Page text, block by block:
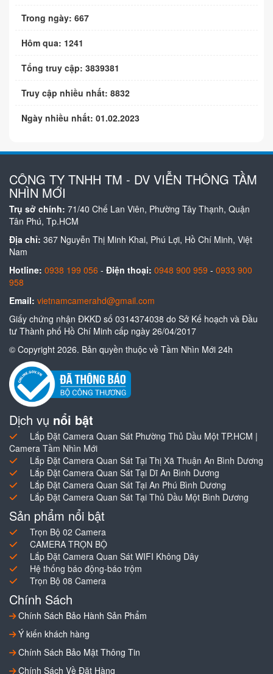
Trong ngày: 667
Hôm qua: 1241
Tổng truy cập: 3839381
Truy cập nhiều nhất: 8832
Ngày nhiều nhất: 01.02.2023
CÔNG TY TNHH TM - DV VIỄN THÔNG TẦM
NHÌN MỚI
Trụ sở chính: 71/40 Chế Lan Viên, Phường Tây Thạnh, Quận
Tân Phú, Tp.HCM
Địa chỉ: 367 Nguyễn Thị Minh Khai, Phú Lợi, Hồ Chí Minh, Việt
Nam
Hotline: 0938 199 056 - Điện thoại: 0948 900 959 - 0933 900
958
Email: vietnamcamerahd@gmail.com
Giấy chứng nhận ĐKKD số 0314374038 do Sở Kế hoạch và Đầu
tư Thành phố Hồ Chí Minh cấp ngày 26/04/2017
© Copyright 2026. Bản quyền thuộc về Tầm Nhìn Mới 24h
Dịch vụ nổi bật
Lắp Đặt Camera Quan Sát Phường Thủ Dầu Một TP.HCM |
Camera Tầm Nhìn Mới
Lắp Đặt Camera Quan Sát Tại Thị Xã Thuận An Bình Dương
Lắp Đặt Camera Quan Sát Tại Dĩ An Bình Dương
Lắp Đặt Camera Quan Sát Tại An Phú Bình Dương
Lắp Đặt Camera Quan Sát Tại Thủ Dầu Một Bình Dương
Sản phẩm nổi bật
Trọn Bộ 02 Camera
CAMERA TRỌN BỘ
Lắp Đặt Camera Quan Sát WIFI Không Dây
Hệ thống báo động-báo trộm
Trọn Bộ 08 Camera
Chính Sách
Chính Sách Bảo Hành Sản Phẩm
Ý kiến khách hàng
Chính Sách Bảo Mật Thông Tin
Chính Sách Về Đặt Hàng